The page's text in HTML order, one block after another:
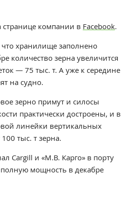
странице компании в Facebook.
хранилище заполнено
количество зерна увеличится
— 75 тыс. т. А уже к середине
на судно.
зерно примут и силосы
практически достроены, и в
линейки вертикальных
тыс. т зерна.
Cargill и «М.В. Карго» в порту
мощность в декабре